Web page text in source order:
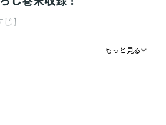
】
いが終結し、始まったのは負傷した
す中で突然聞かされたのは、王家か
もっと見る